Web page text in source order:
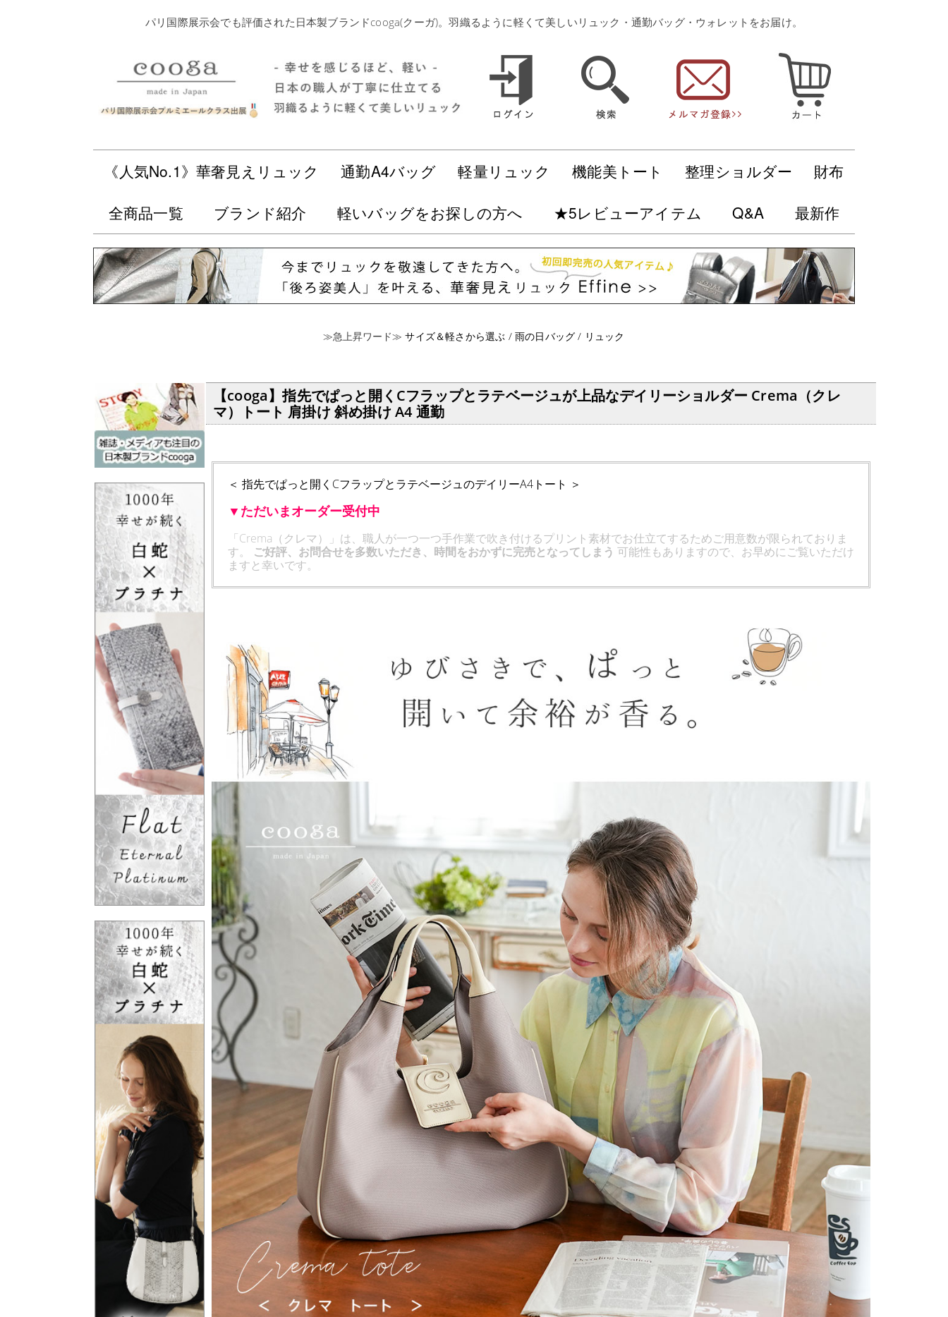
パリ国際展示会でも評価された日本製ブランドcooga(クーガ)。羽織るように軽くて美しいリュック・通勤バッグ・ウォレットをお届け。
《人気No.1》華奢見えリュック 通勤A4バッグ 軽量リュック 機能美トート 整理ショルダー
財布
全商品一覧
ブランド紹介 軽いバッグをお探しの方へ ★5レビューアイテム Q&A 最新作
≫急上昇ワード≫サイズ＆軽さから選ぶ / 雨の日バッグ / リュック
【cooga】指先でぱっと開くCフラップとラテベージュが上品なデイリーショルダー Crema（クレ
マ）トート 肩掛け 斜め掛け A4 通勤
＜ 指先でぱっと開くCフラップとラテベージュのデイリーA4トート ＞
▼ただいまオーダー受付中
「Crema（クレマ）」は、職人が一つ一つ手作業で吹き付けるプリント素材でお仕立てするためご用意数が限られておりま
す。 ご好評、お問合せを多数いただき、時間をおかずに完売となってしまう 可能性もありますので、お早めにご覧いただけ
ますと幸いです。